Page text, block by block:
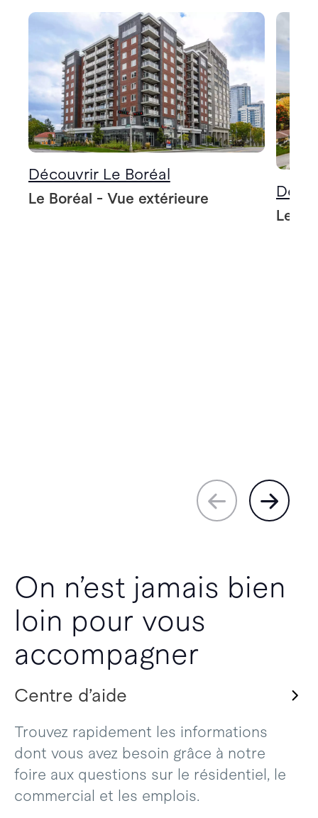
Découvrir Le Boréal
Le Boréal - Vue extérieure
Le
On n’est jamais bien
loin pour vous
accompagner
Centre d’aide
Trouvez rapidement les informations
dont vous avez besoin grâce à notre
foire aux questions sur le résidentiel, le
commercial et les emplois.